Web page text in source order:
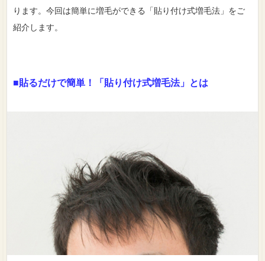
ります。今回は簡単に増毛ができる「貼り付け式増毛法」をご
紹介します。
■貼るだけで簡単！「貼り付け式増毛法」とは